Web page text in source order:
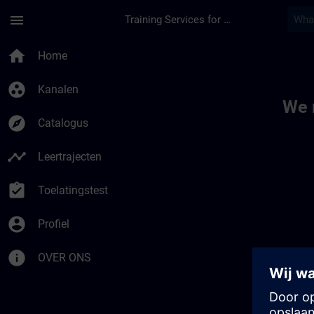
menu Training Services for Digital Industries
home Home
group_work Kanalen
explore Catalogus
timeline Leertrajecten
assignment_turned_in Toelatingstest
account_circle Profiel
info OVER ONS
We